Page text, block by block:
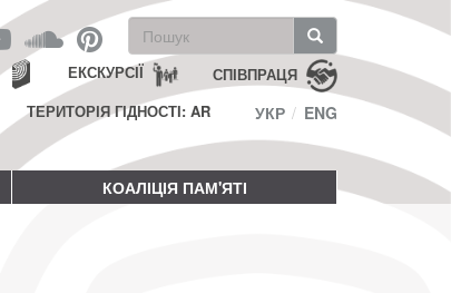
Пошукова
форма
Пошук СПІВПРАЦЯ
ЕКСКУРСІЇ
ТЕРИТОРІЯ ГІДНОСТІ: AR
УКР ENG
КОАЛІЦІЯ ПАМ'ЯТІ